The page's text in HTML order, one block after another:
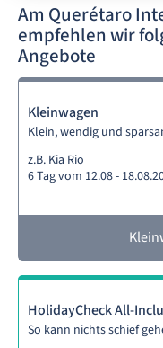
Am Querétaro
empfehlen wir
Angebote
Kleinwagen
Klein, wendig und
z.B. Kia Rio
6 Tag vom 12.08 -
HolidayCheck All-
So kann nichts schief